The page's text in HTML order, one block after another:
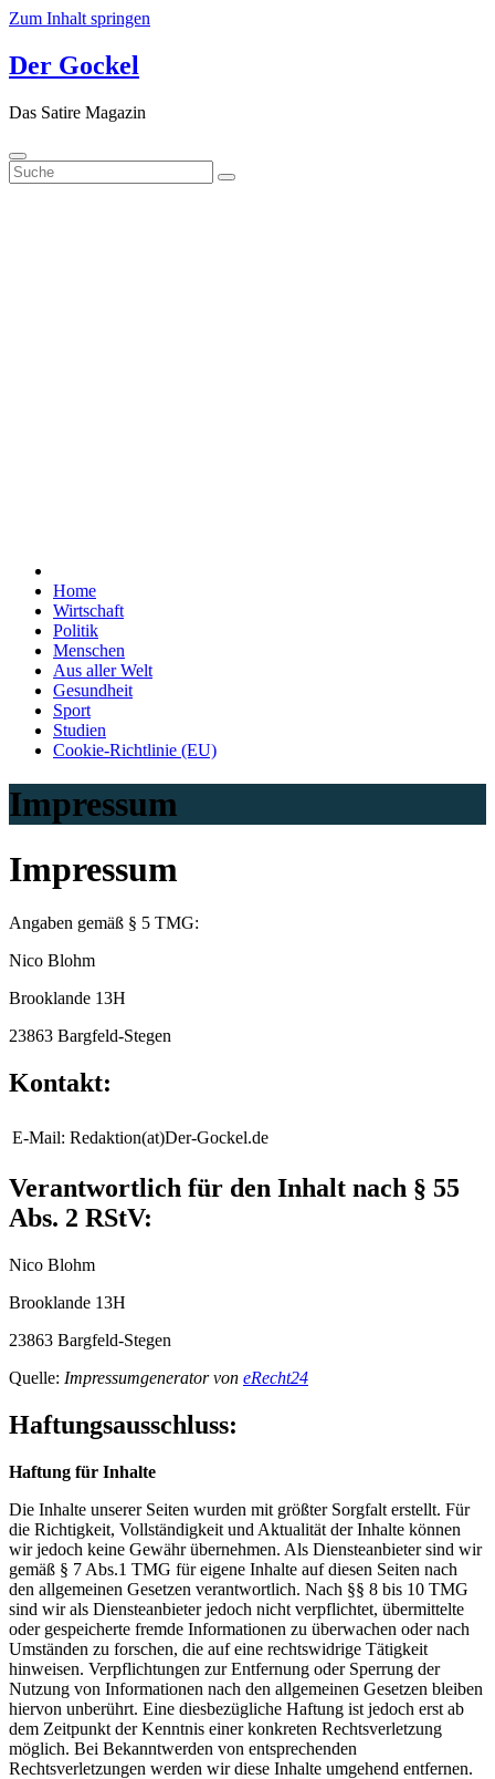
Zum Inhalt springen
Der Gockel
Das Satire Magazin
Home
Wirtschaft
Politik
Menschen
Aus aller Welt
Gesundheit
Sport
Studien
Cookie-Richtlinie (EU)
Impressum
Impressum
Angaben gemäß § 5 TMG:
Nico Blohm
Brooklande 13H
23863 Bargfeld-Stegen
Kontakt:
E-Mail: Redaktion(at)Der-Gockel.de
Verantwortlich für den Inhalt nach § 55
Abs. 2 RStV:
Nico Blohm
Brooklande 13H
23863 Bargfeld-Stegen
Quelle: Impressumgenerator von eRecht24
Haftungsausschluss:
Haftung für Inhalte
Die Inhalte unserer Seiten wurden mit größter Sorgfalt erstellt. Für
die Richtigkeit, Vollständigkeit und Aktualität der Inhalte können
wir jedoch keine Gewähr übernehmen. Als Diensteanbieter sind wir
gemäß § 7 Abs.1 TMG für eigene Inhalte auf diesen Seiten nach
den allgemeinen Gesetzen verantwortlich. Nach §§ 8 bis 10 TMG
sind wir als Diensteanbieter jedoch nicht verpflichtet, übermittelte
oder gespeicherte fremde Informationen zu überwachen oder nach
Umständen zu forschen, die auf eine rechtswidrige Tätigkeit
hinweisen. Verpflichtungen zur Entfernung oder Sperrung der
Nutzung von Informationen nach den allgemeinen Gesetzen bleiben
hiervon unberührt. Eine diesbezügliche Haftung ist jedoch erst ab
dem Zeitpunkt der Kenntnis einer konkreten Rechtsverletzung
möglich. Bei Bekanntwerden von entsprechenden
Rechtsverletzungen werden wir diese Inhalte umgehend entfernen.